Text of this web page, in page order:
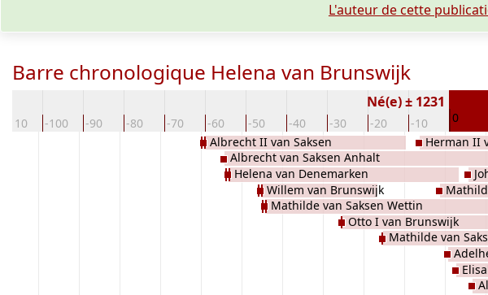
L'auteur de cette
Barre chronologique Helena van Brunswijk
-110 -100 -90 -80 -70 -60 -50 -40 -30 -20 -10 0
Né(e) ± 1231
Albrecht II van Saksen
Albrecht van Saksen Anhalt
Helena van Denemarken
Willem van Brunswijk
Mathilde van Saksen Wettin
Otto I van Brunswijk
Mathilde van
Herman II